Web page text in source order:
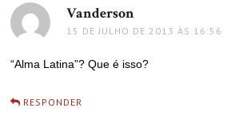
Vanderson
15 DE JULHO DE 2013 ÀS 16:56
“Alma Latina”? Que é isso?
RESPONDER